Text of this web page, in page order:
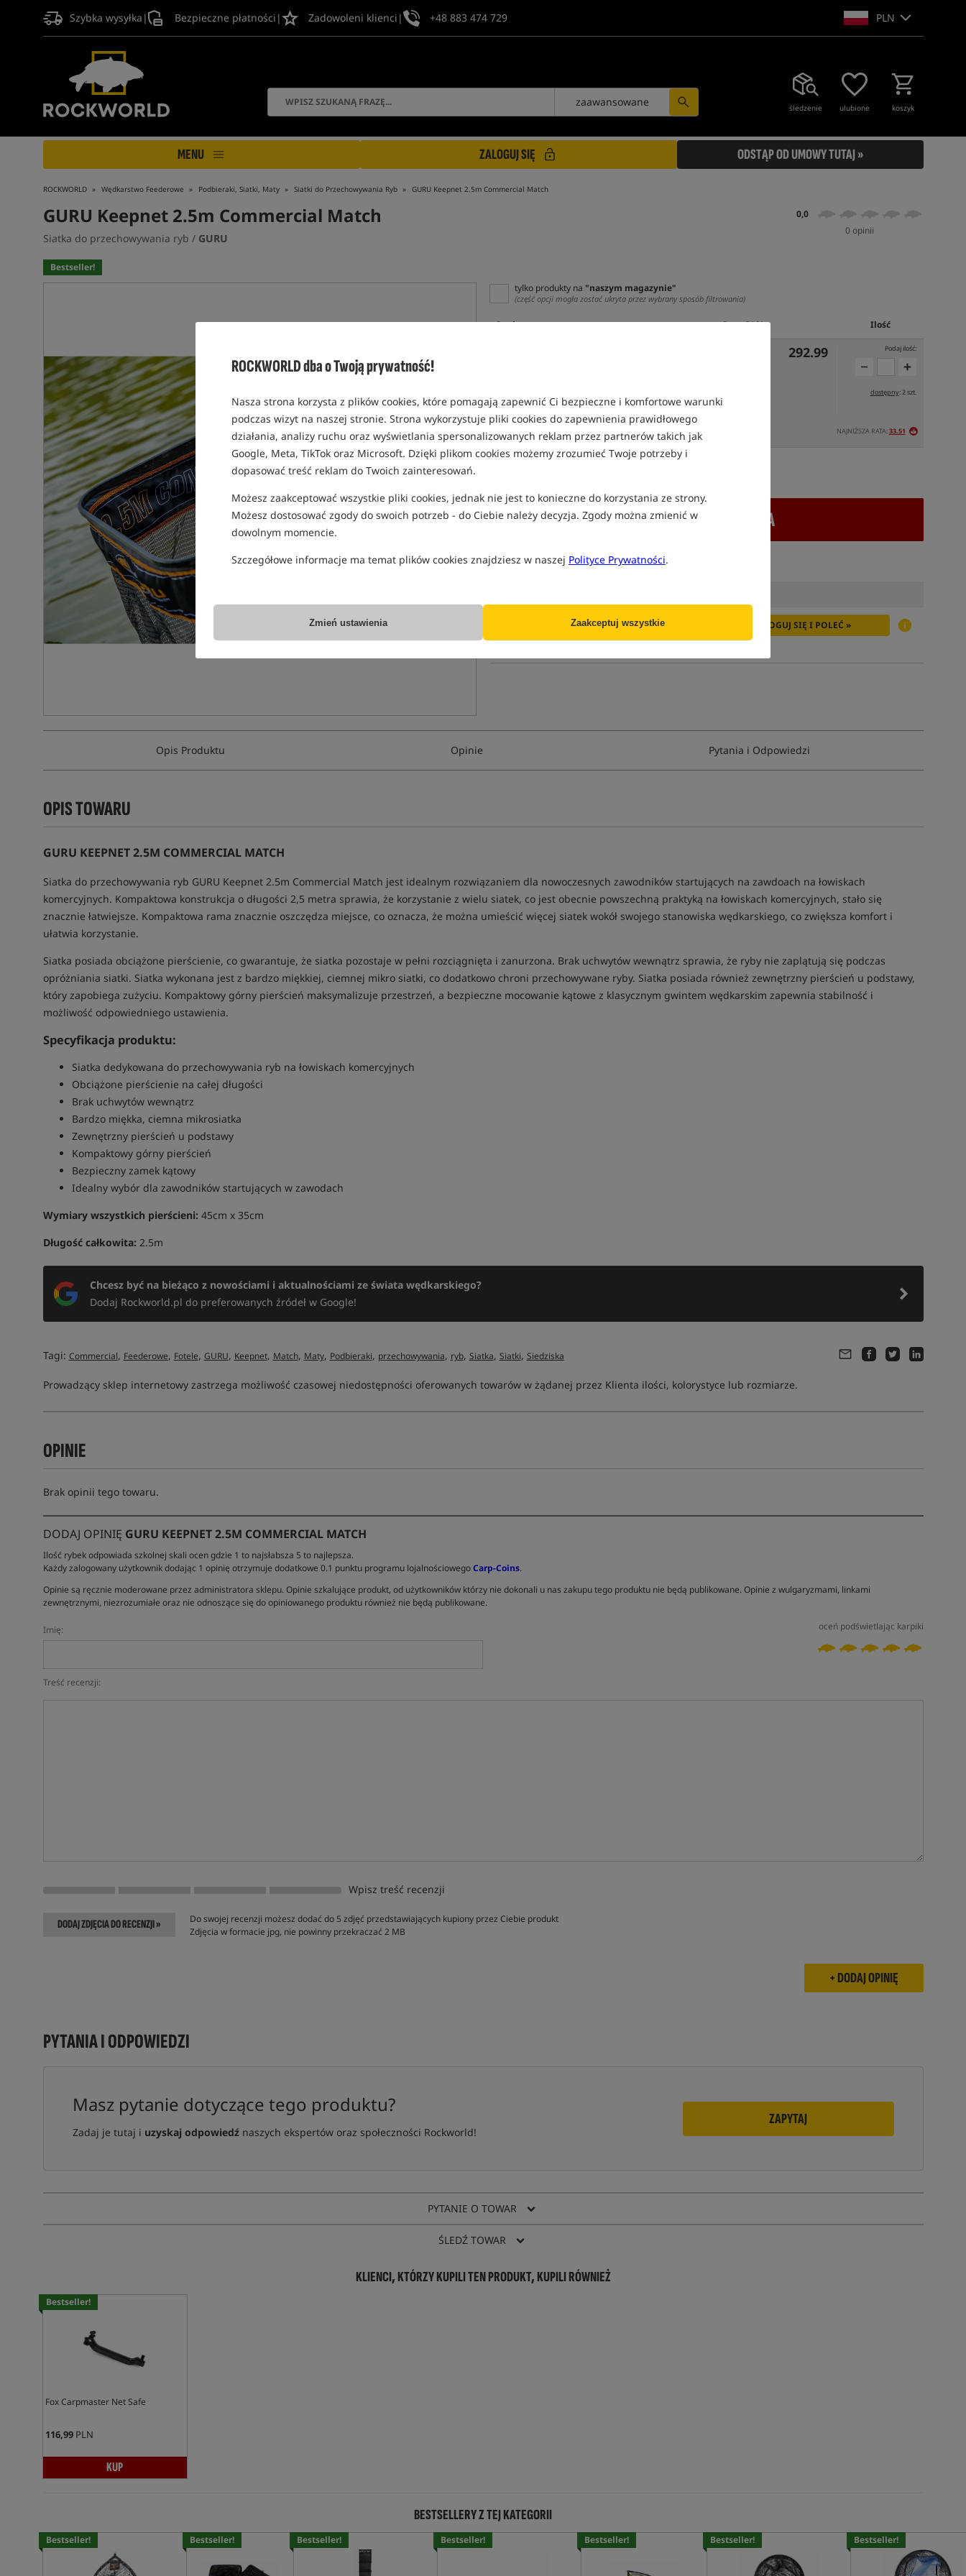
ROCKWORLD dba o Twoją prywatność!
Nasza strona korzysta z plików cookies, które pomagają zapewnić Ci bezpieczne i komfortowe warunki
podczas wizyt na naszej stronie. Strona wykorzystuje pliki cookies do zapewnienia prawidłowego
działania, analizy ruchu oraz wyświetlania spersonalizowanych reklam przez partnerów takich jak
Google, Meta, TikTok oraz Microsoft. Dzięki plikom cookies możemy zrozumieć Twoje potrzeby i
dopasować treść reklam do Twoich zainteresowań.
Możesz zaakceptować wszystkie pliki cookies, jednak nie jest to konieczne do korzystania ze strony.
Możesz dostosować zgody do swoich potrzeb - do Ciebie należy decyzja. Zgody można zmienić w
dowolnym momencie.
Szczegółowe informacje ma temat plików cookies znajdziesz w naszej Polityce Prywatności.
Zmień ustawienia Zaakceptuj wszystkie
Szybka wysyłka | Bezpieczne płatności | Zadowoleni klienci | +48 883 474 729 PLN
śledzenie ulubione koszyk
zaawansowane
MENU ZALOGUJ SIĘ ODSTĄP OD UMOWY TUTAJ »
ROCKWORLD Wędkarstwo Feederowe Podbieraki, Siatki, Maty Siatki do Przechowywania Ryb GURU Keepnet 2.5m Commercial Match
GURU Keepnet 2.5m Commercial Match
Siatka do przechowywania ryb / GURU
0,0
0 opinii
Bestseller!
tylko produkty na "naszym magazynie"
(część opcji mogła zostać ukryta przez wybrany sposób filtrowania)
Opcja Cena PLN Ilość
2,34
292.99 Podaj ilość:
dostępny: 2 szt.
NAJNIŻSZA RATA:33.51
SPODZIEWANA WYSYŁKAJUTRO
+ DODAJ DO KOSZYKA
Producent: GURU
Poleć ten produkt znajomym: ZALOGUJ SIĘ I POLEĆ »
Opis Produktu Opinie Pytania i Odpowiedzi
OPIS TOWARU
GURU KEEPNET 2.5M COMMERCIAL MATCH
Siatka do przechowywania ryb GURU Keepnet 2.5m Commercial Match jest idealnym rozwiązaniem dla nowoczesnych zawodników startujących na zawdoach na łowiskach
komercyjnych. Kompaktowa konstrukcja o długości 2,5 metra sprawia, że korzystanie z wielu siatek, co jest obecnie powszechną praktyką na łowiskach komercyjnych, stało się
znacznie łatwiejsze. Kompaktowa rama znacznie oszczędza miejsce, co oznacza, że można umieścić więcej siatek wokół swojego stanowiska wędkarskiego, co zwiększa komfort i
ułatwia korzystanie.
Siatka posiada obciążone pierścienie, co gwarantuje, że siatka pozostaje w pełni rozciągnięta i zanurzona. Brak uchwytów wewnątrz sprawia, że ryby nie zaplątują się podczas
opróżniania siatki. Siatka wykonana jest z bardzo miękkiej, ciemnej mikro siatki, co dodatkowo chroni przechowywane ryby. Siatka posiada również zewnętrzny pierścień u podstawy,
który zapobiega zużyciu. Kompaktowy górny pierścień maksymalizuje przestrzeń, a bezpieczne mocowanie kątowe z klasycznym gwintem wędkarskim zapewnia stabilność i
możliwość odpowiedniego ustawienia.
Specyfikacja produktu:
Siatka dedykowana do przechowywania ryb na łowiskach komercyjnych
Obciążone pierścienie na całej długości
Brak uchwytów wewnątrz
Bardzo miękka, ciemna mikrosiatka
Zewnętrzny pierścień u podstawy
Kompaktowy górny pierścień
Bezpieczny zamek kątowy
Idealny wybór dla zawodników startujących w zawodach
Wymiary wszystkich pierścieni: 45cm x 35cm
Długość całkowita: 2.5m
Chcesz być na bieżąco z nowościami i aktualnościami ze świata wędkarskiego?
Dodaj Rockworld.pl do preferowanych źródeł w Google!
Tagi: Commercial, Feederowe, Fotele, GURU, Keepnet, Match, Maty, Podbieraki, przechowywania, ryb, Siatka, Siatki, Siedziska
Prowadzący sklep internetowy zastrzega możliwość czasowej niedostępności oferowanych towarów w żądanej przez Klienta ilości, kolorystyce lub rozmiarze.
OPINIE
Brak opinii tego towaru.
DODAJ OPINIĘ GURU KEEPNET 2.5M COMMERCIAL MATCH
Ilość rybek odpowiada szkolnej skali ocen gdzie 1 to najsłabsza 5 to najlepsza.
Każdy zalogowany użytkownik dodając 1 opinię otrzymuje dodatkowe 0.1 punktu programu lojalnościowegoCarp-Coins.
Opinie są ręcznie moderowane przez administratora sklepu. Opinie szkalujące produkt, od użytkowników którzy nie dokonali u nas zakupu tego produktu nie będą publikowane. Opinie z wulgaryzmami, linkami
zewnętrznymi, niezrozumiałe oraz nie odnoszące się do opiniowanego produktu również nie będą publikowane.
oceń podświetlając karpiki
Imię:
Treść recenzji:
Wpisz treść recenzji
DODAJ ZDJĘCIA DO RECENZJI »
Do swojej recenzji możesz dodać do 5 zdjęć przedstawiających kupiony przez Ciebie produkt
Zdjęcia w formacie jpg, nie powinny przekraczać 2 MB
PYTANIA I ODPOWIEDZI
Masz pytanie dotyczące tego produktu?
Zadaj je tutaj i uzyskaj odpowiedźnaszych ekspertów oraz społeczności Rockworld!
ZAPYTAJ
PYTANIE O TOWAR
ŚLEDŹ TOWAR
KLIENCI, KTÓRZY KUPILI TEN PRODUKT, KUPILI RÓWNIEŻ
Bestseller!
Fox Carpmaster Net Safe
116,99PLN
KUP
BESTSELLERY Z TEJ KATEGORII
Bestseller! Bestseller! Bestseller! Bestseller! Bestseller! Bestseller! Bestseller!